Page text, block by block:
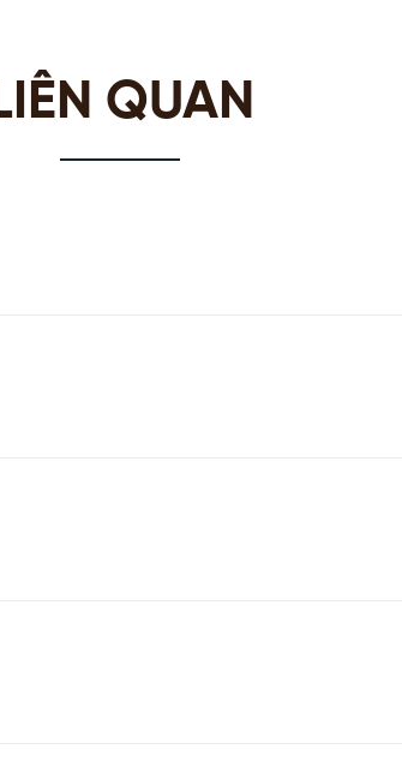
QUAN